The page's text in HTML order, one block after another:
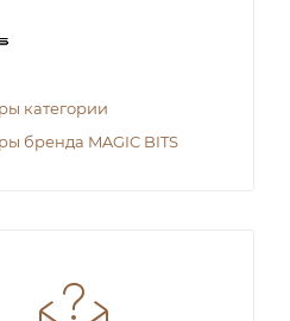
категории
бренда MAGIC BITS